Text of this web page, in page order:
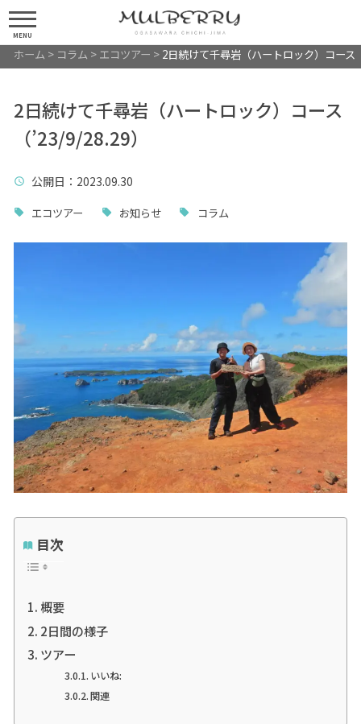
MENU
ホーム > コラム > エコツアー > 2日続けて千尋岩（ハートロック）コース
2日続けて千尋岩（ハートロック）コース
（’23/9/28.29）
公開日 ：2023.09.30
エコツアー お知らせ コラム
目次
概要
2日間の様子
ツアー
いいね:
関連